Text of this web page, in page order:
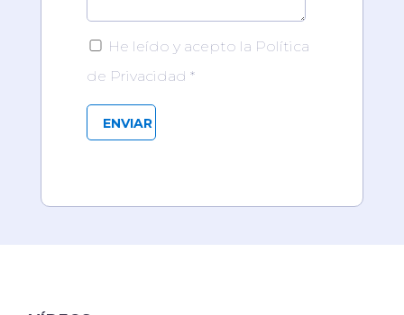
He leído y acepto la Política
de Privacidad *